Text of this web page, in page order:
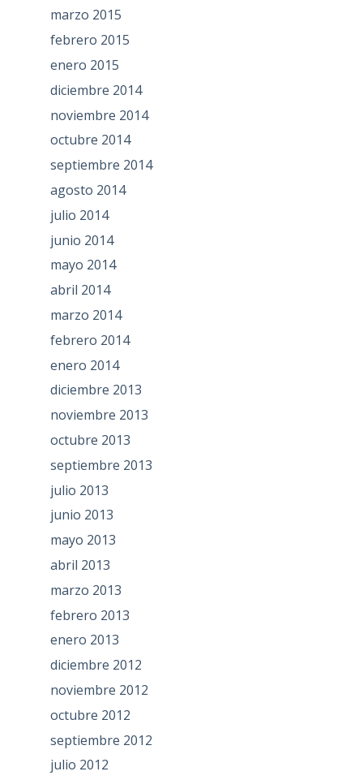
marzo 2015
febrero 2015
enero 2015
diciembre 2014
noviembre 2014
octubre 2014
septiembre 2014
agosto 2014
julio 2014
junio 2014
mayo 2014
abril 2014
marzo 2014
febrero 2014
enero 2014
diciembre 2013
noviembre 2013
octubre 2013
septiembre 2013
julio 2013
junio 2013
mayo 2013
abril 2013
marzo 2013
febrero 2013
enero 2013
diciembre 2012
noviembre 2012
octubre 2012
septiembre 2012
julio 2012